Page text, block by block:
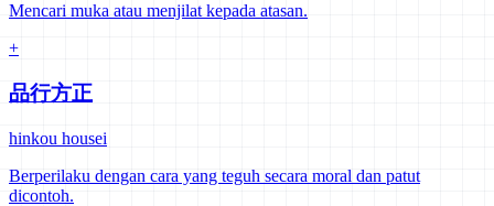
Mencari muka atau menjilat kepada atasan.
+
品行方正
hinkou housei
Berperilaku dengan cara yang teguh secara moral dan patut
dicontoh.